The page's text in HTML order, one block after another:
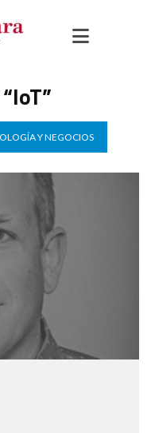
Y NEGOCIOS